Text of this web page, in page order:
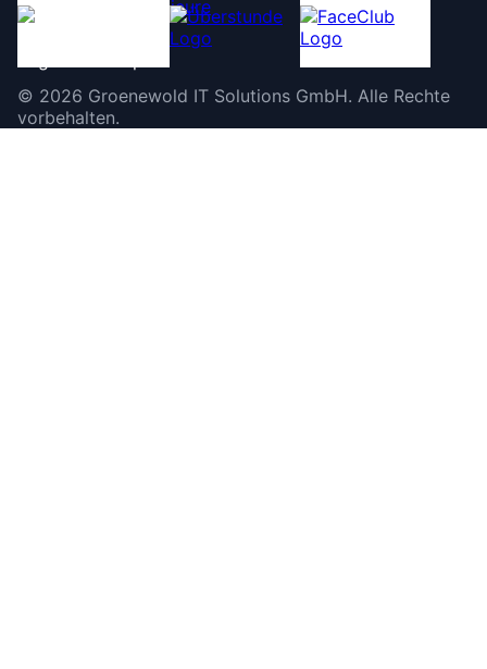
© 2026 Groenewold IT Solutions GmbH. Alle Rechte
vorbehalten.